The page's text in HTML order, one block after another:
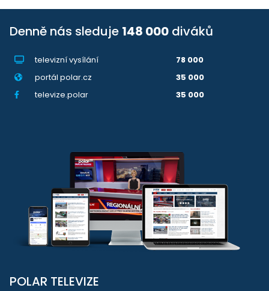
Denně nás sleduje 148 000 diváků
televizní vysílání
78 000
portál polar.cz
35 000
televize.polar
35 000
POLAR TELEVIZE